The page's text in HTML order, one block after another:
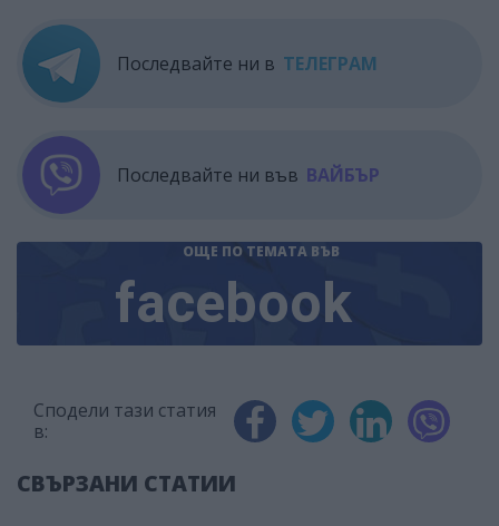
Последвайте ни в ТЕЛЕГРАМ
Последвайте ни във ВАЙБЪР
ОЩЕ ПО ТЕМАТА ВЪВ
facebook
Сподели тази статия
в:
СВЪРЗАНИ СТАТИИ